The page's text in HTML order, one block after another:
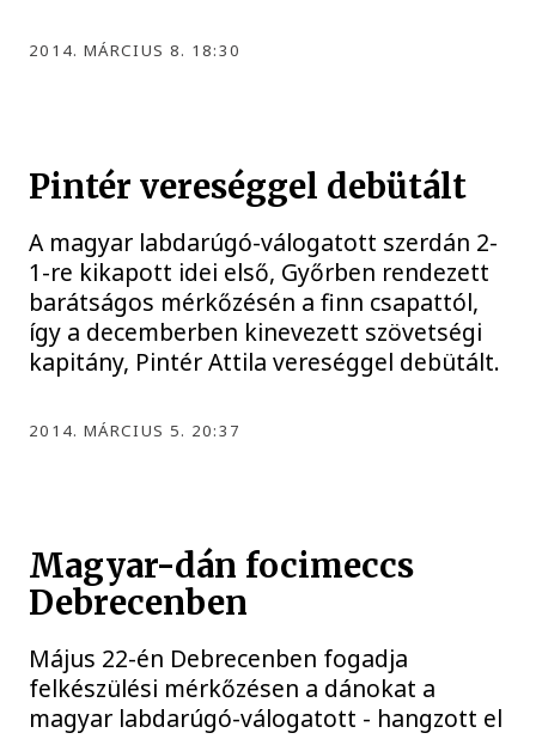
2014. MÁRCIUS 8. 18:30
Pintér vereséggel debütált
A magyar labdarúgó-válogatott szerdán 2-
1-re kikapott idei első, Győrben rendezett
barátságos mérkőzésén a finn csapattól,
így a decemberben kinevezett szövetségi
kapitány, Pintér Attila vereséggel debütált.
2014. MÁRCIUS 5. 20:37
Magyar-dán focimeccs
Debrecenben
Május 22-én Debrecenben fogadja
felkészülési mérkőzésen a dánokat a
magyar labdarúgó-válogatott - hangzott el